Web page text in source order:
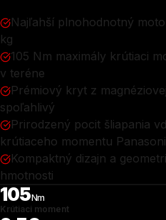
Najľahší plnohodnotný
kg
105 Nm maximály krútiaci
v teréne
Prémiový kryt z
spoľahlivý
Prirodzený pocit šliapania
krútiaceho momentu
Kompaktný dizajn a
hmotnosti
105Nm
Krútiaci moment